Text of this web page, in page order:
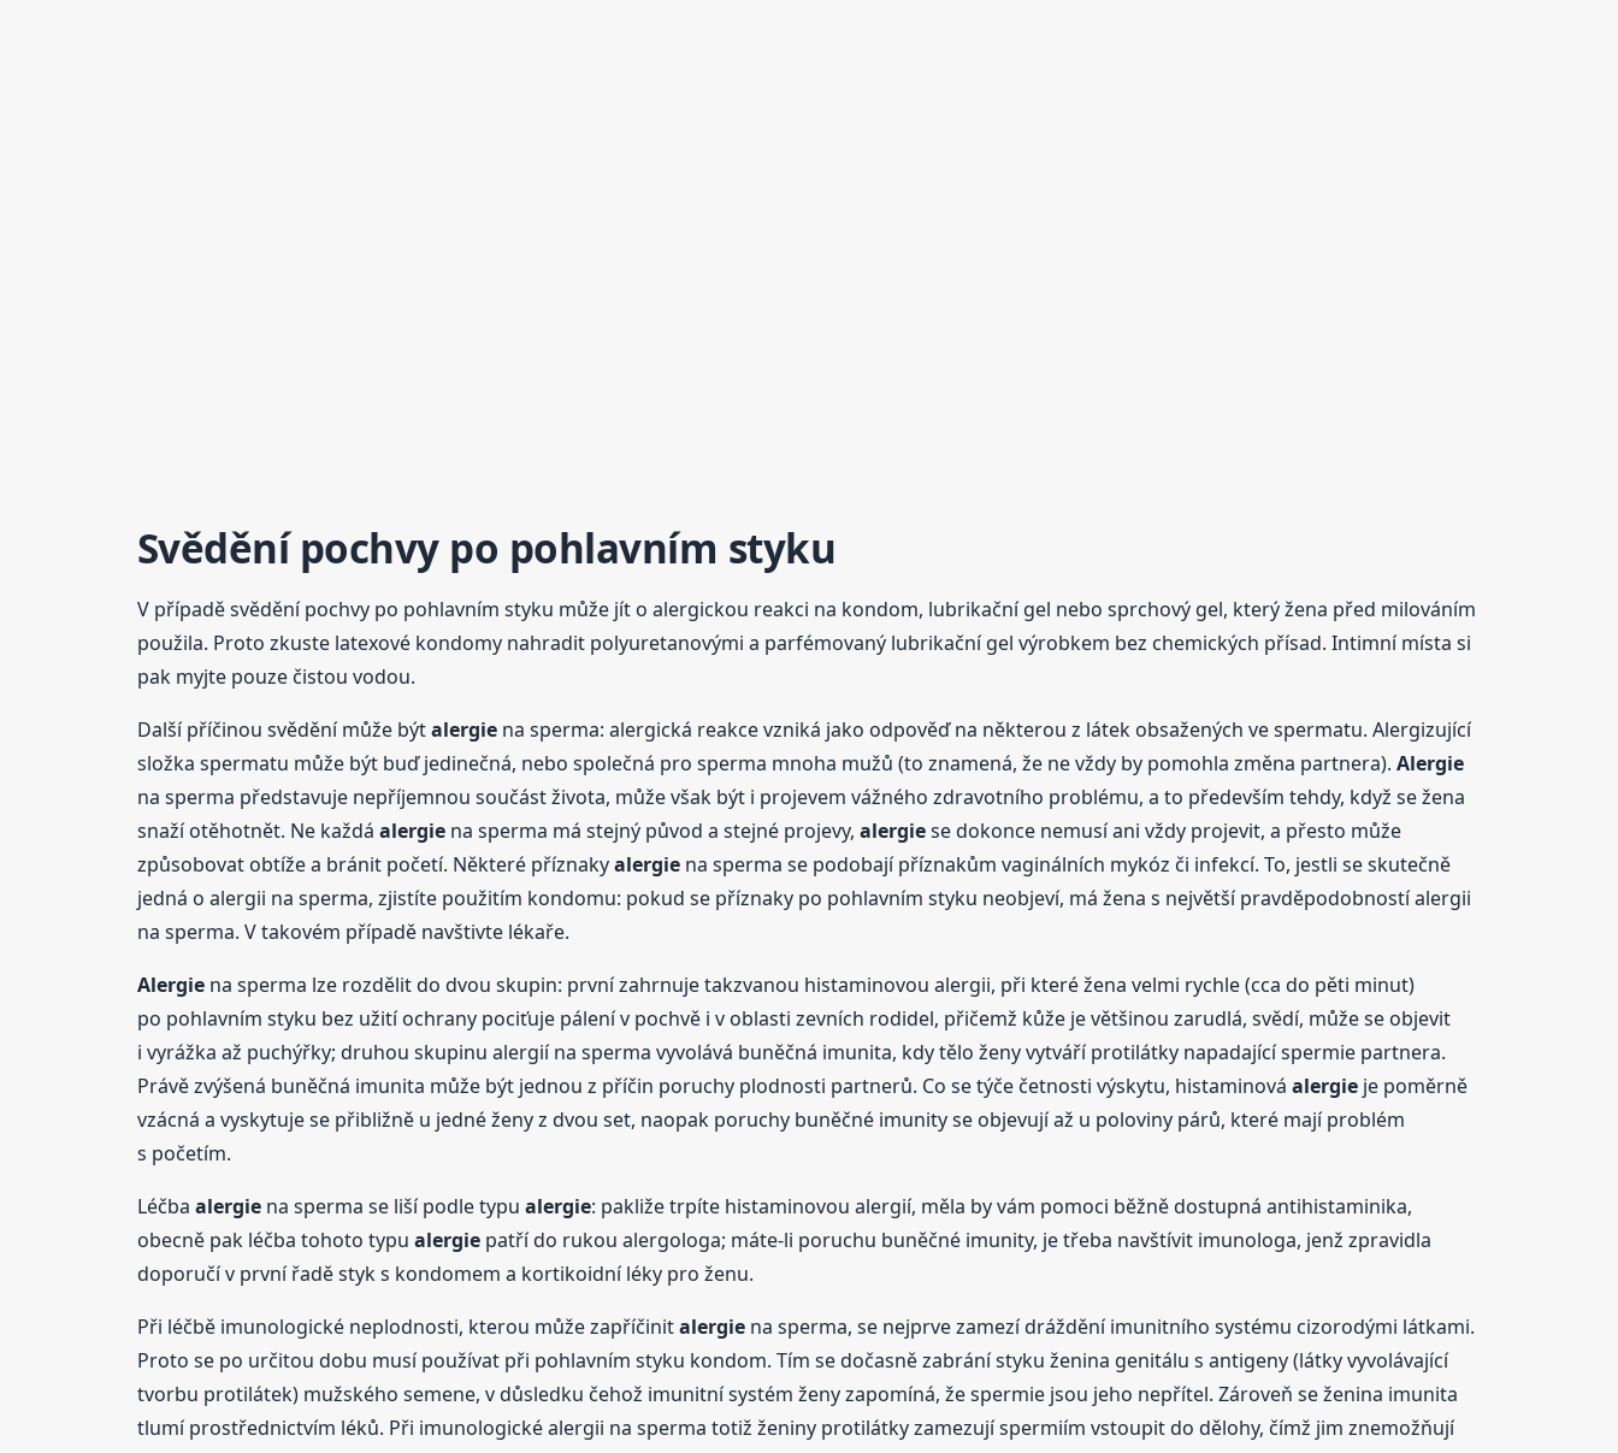
Svědění pochvy po pohlavním styku
V případě svědění pochvy po pohlavním styku může jít o alergickou reakci na kondom, lubrikační gel nebo sprchový gel, který žena před milováním
použila. Proto zkuste latexové kondomy nahradit polyuretanovými a parfémovaný lubrikační gel výrobkem bez chemických přísad. Intimní místa si
pak myjte pouze čistou vodou.
Další příčinou svědění může býtalergiena sperma: alergická reakce vzniká jako odpověď na některou z látek obsažených ve spermatu. Alergizující
složka spermatu může být buď jedinečná, nebo společná pro sperma mnoha mužů (to znamená, že ne vždy by pomohla změna partnera). Alergie
na sperma představuje nepříjemnou součást života, může však být i projevem vážného zdravotního problému, a to především tehdy, když se žena
snaží otěhotnět. Ne každá alergiena sperma má stejný původ a stejné projevy, alergiese dokonce nemusí ani vždy projevit, a přesto může
způsobovat obtíže a bránit početí. Některé příznakyalergiena sperma se podobají příznakům vaginálních mykóz či infekcí. To, jestli se skutečně
jedná o alergii na sperma, zjistíte použitím kondomu: pokud se příznaky po pohlavním styku neobjeví, má žena s největší pravděpodobností alergii
na sperma. V takovém případě navštivte lékaře.
Alergiena sperma lze rozdělit do dvou skupin: první zahrnuje takzvanou histaminovou alergii, při které žena velmi rychle (cca do pěti minut)
po pohlavním styku bez užití ochrany pociťuje pálení v pochvě i v oblasti zevních rodidel, přičemž kůže je většinou zarudlá, svědí, může se objevit
i vyrážka až puchýřky; druhou skupinu alergií na sperma vyvolává buněčná imunita, kdy tělo ženy vytváří protilátky napadající spermie partnera.
Právě zvýšená buněčná imunita může být jednou z příčin poruchy plodnosti partnerů. Co se týče četnosti výskytu, histaminová alergieje poměrně
vzácná a vyskytuje se přibližně u jedné ženy z dvou set, naopak poruchy buněčné imunity se objevují až u poloviny párů, které mají problém
s početím.
Léčba alergiena sperma se liší podle typu alergie: pakliže trpíte histaminovou alergií, měla by vám pomoci běžně dostupná antihistaminika,
obecně pak léčba tohoto typu alergiepatří do rukou alergologa; máte-li poruchu buněčné imunity, je třeba navštívit imunologa, jenž zpravidla
doporučí v první řadě styk s kondomem a kortikoidní léky pro ženu.
Při léčbě imunologické neplodnosti, kterou může zapříčinitalergiena sperma, se nejprve zamezí dráždění imunitního systému cizorodými látkami.
Proto se po určitou dobu musí používat při pohlavním styku kondom. Tím se dočasně zabrání styku ženina genitálu s antigeny (látky vyvolávající
tvorbu protilátek) mužského semene, v důsledku čehož imunitní systém ženy zapomíná, že spermie jsou jeho nepřítel. Zároveň se ženina imunita
tlumí prostřednictvím léků. Při imunologické alergii na sperma totiž ženiny protilátky zamezují spermiím vstoupit do dělohy, čímž jim znemožňují